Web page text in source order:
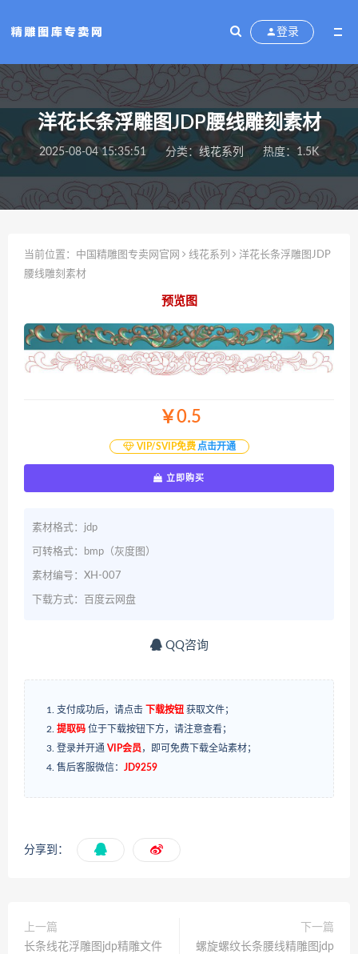
登录
洋花长条浮雕图JDP腰线雕刻素材
2025-08-04 15:35:51 分类： 线花系列 热度：1.5K
当前位置： 中国精雕图专卖网官网 线花系列
洋花长条浮雕图JDP
腰线雕刻素材
预览图
￥0.5
VIP/SVIP免费 点击开通
立即购买
素材格式：jdp
可转格式：bmp（灰度图）
素材编号：XH-007
下载方式：百度云网盘
QQ咨询
支付成功后，请点击 下载按钮 获取文件；
提取码 位于下载按钮下方，请注意查看；
登录并开通 VIP会员 ，即可免费下载全站素材；
售后客服微信： JD9259
分享到：
上一篇
长条线花浮雕图jdp精雕文件
下一篇
螺旋螺纹长条腰线精雕图jdp